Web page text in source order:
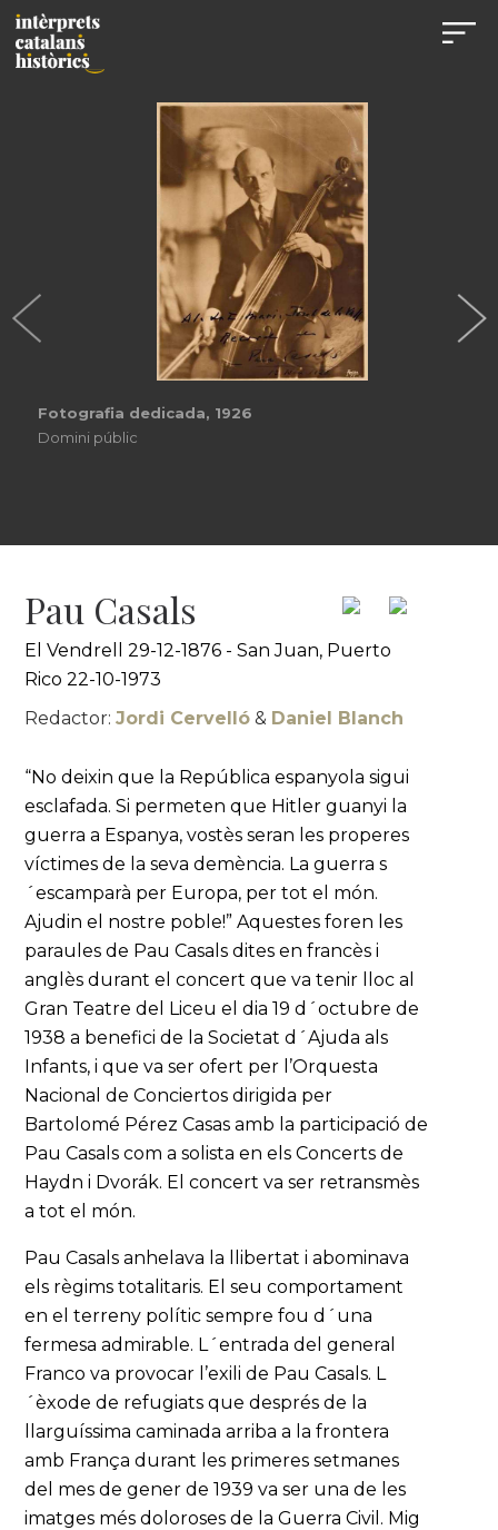
Fotografia dedicada, 1926
Domini públic
Pau Casals
El Vendrell 29-12-1876 - San Juan, Puerto
Rico 22-10-1973
Redactor:Jordi Cervelló & Daniel Blanch
“No deixin que la República espanyola sigui
esclafada. Si permeten que Hitler guanyi la
guerra a Espanya, vostès seran les properes
víctimes de la seva demència. La guerra s
´escamparà per Europa, per tot el món.
Ajudin el nostre poble!” Aquestes foren les
paraules de Pau Casals dites en francès i
anglès durant el concert que va tenir lloc al
Gran Teatre del Liceu el dia 19 d´octubre de
1938 a benefici de la Societat d´Ajuda als
Infants, i que va ser ofert per l’Orquesta
Nacional de Conciertos dirigida per
Bartolomé Pérez Casas amb la participació de
Pau Casals com a solista en els Concerts de
Haydn i Dvorák. El concert va ser retransmès
a tot el món.
Pau Casals anhelava la llibertat i abominava
els règims totalitaris. El seu comportament
en el terreny polític sempre fou d´una
fermesa admirable. L´entrada del general
Franco va provocar l’exili de Pau Casals. L
´èxode de refugiats que després de la
llarguíssima caminada arriba a la frontera
amb França durant les primeres setmanes
del mes de gener de 1939 va ser una de les
imatges més doloroses de la Guerra Civil. Mig